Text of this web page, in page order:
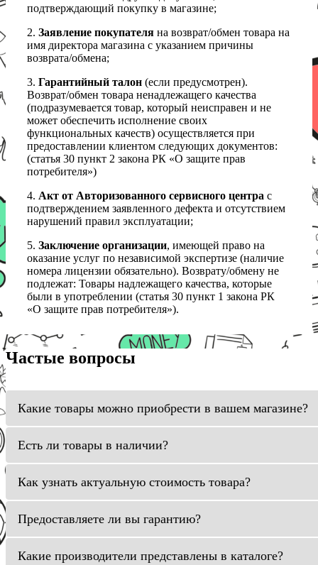
подтверждающий покупку в магазине;
2. Заявление покупателя на возврат/обмен товара на
имя директора магазина с указанием причины
возврата/обмена;
3. Гарантийный талон (если предусмотрен).
Возврат/обмен товара ненадлежащего качества
(подразумевается товар, который неисправен и не
может обеспечить исполнение своих
функциональных качеств) осуществляется при
предоставлении клиентом следующих документов:
(статья 30 пункт 2 закона РК «О защите прав
потребителя»)
4. Акт от Авторизованного сервисного центра с
подтверждением заявленного дефекта и отсутствием
нарушений правил эксплуатации;
5. Заключение организации, имеющей право на
оказание услуг по независимой экспертизе (наличие
номера лицензии обязательно). Возврату/обмену не
подлежат: Товары надлежащего качества, которые
были в употреблении (статья 30 пункт 1 закона РК
«О защите прав потребителя»).
Частые вопросы
Какие товары можно приобрести в вашем магазине?
Есть ли товары в наличии?
Как узнать актуальную стоимость товара?
Предоставляете ли вы гарантию?
Какие производители представлены в каталоге?